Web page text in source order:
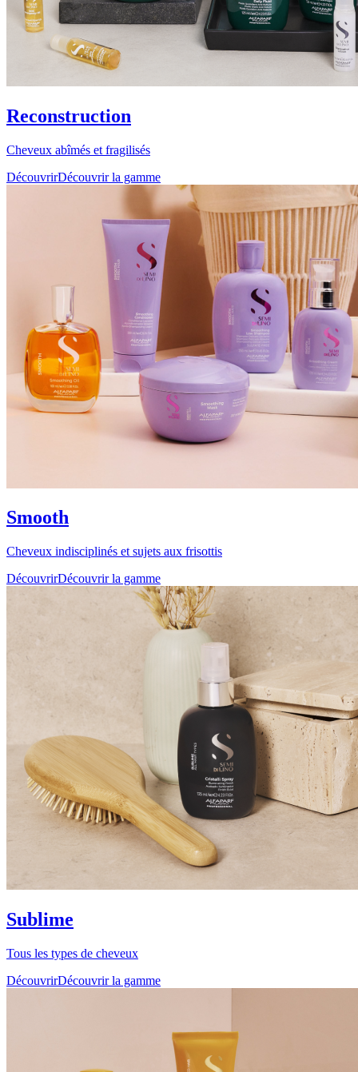
Reconstruction
Cheveux abîmés et fragilisés
DécouvrirDécouvrir la gamme
Smooth
Cheveux indisciplinés et sujets aux frisottis
DécouvrirDécouvrir la gamme
Sublime
Tous les types de cheveux
DécouvrirDécouvrir la gamme